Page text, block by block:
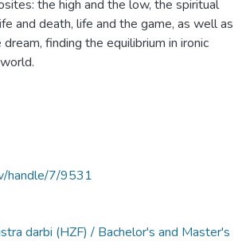
the high and the low, the spiritual
and death, life and the game, as well as
finding the equilibrium in ironic
handle/7/9531
darbi (HZF) / Bachelor's and Master's